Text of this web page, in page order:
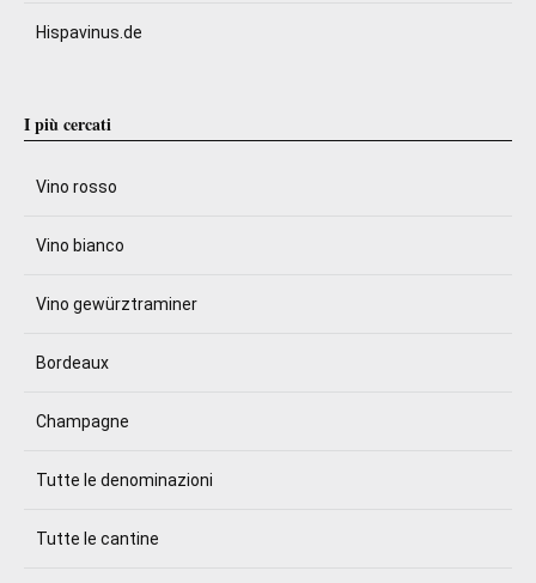
Hispavinus.de
I più cercati
Vino rosso
Vino bianco
Vino gewürztraminer
Bordeaux
Champagne
Tutte le denominazioni
Tutte le cantine